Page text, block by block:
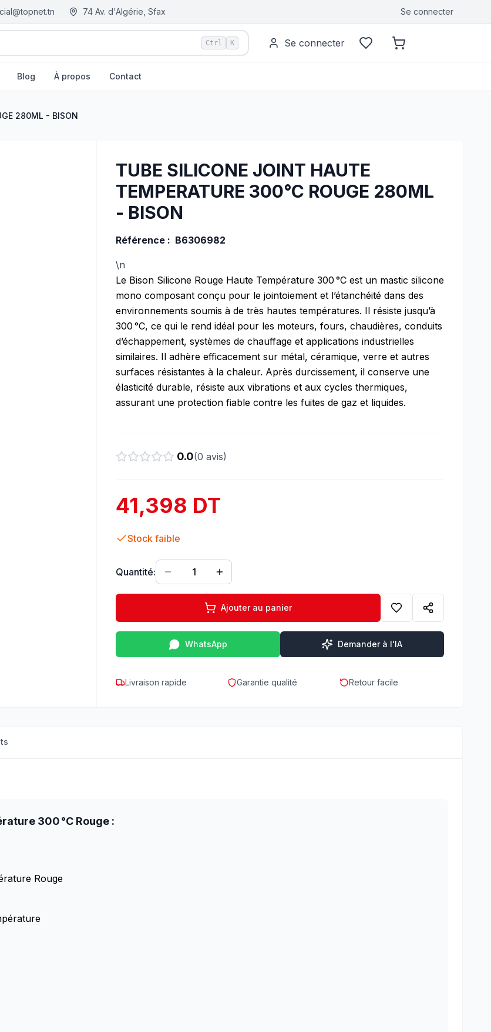
74 Av. d'Algérie, Sfax Se connecter
Ctrl K Se connecter
Blog À propos Contact
280ML - BISON
TUBE SILICONE JOINT HAUTE
TEMPERATURE 300°C ROUGE 280ML
- BISON
Référence : B6306982
\n
Le Bison Silicone Rouge Haute Température 300 °C est un mastic silicone
mono composant conçu pour le jointoiement et l’étanchéité dans des
environnements soumis à de très hautes températures. Il résiste jusqu’à
300 °C, ce qui le rend idéal pour les moteurs, fours, chaudières, conduits
d’échappement, systèmes de chauffage et applications industrielles
similaires. Il adhère efficacement sur métal, céramique, verre et autres
surfaces résistantes à la chaleur. Après durcissement, il conserve une
élasticité durable, résiste aux vibrations et aux cycles thermiques,
assurant une protection fiable contre les fuites de gaz et liquides.
0.0(0 avis)
41,398 DT
Stock faible
Quantité: 1
Ajouter au panier
WhatsApp Demander à l'IA
Livraison rapide Garantie qualité Retour facile
300 °C Rouge :
Rouge